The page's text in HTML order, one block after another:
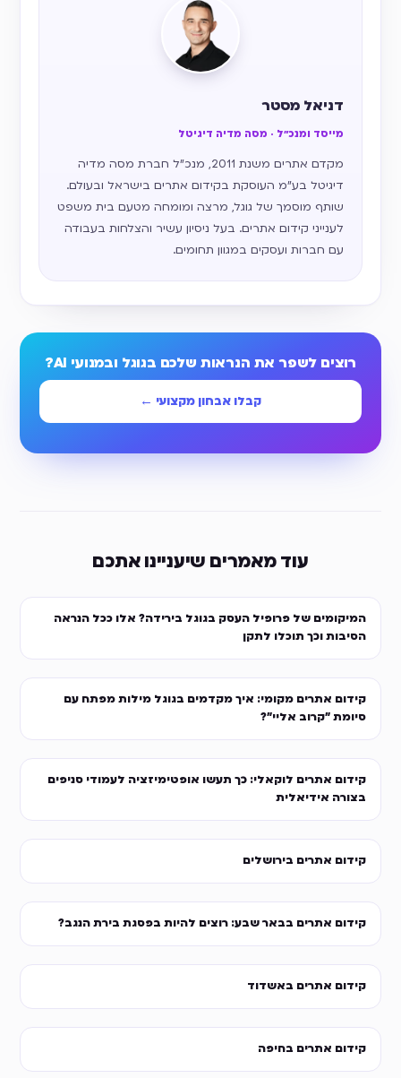
דניאל מסטר
מייסד ומנכ״ל · מסה מדיה דיגיטל
מקדם אתרים משנת 2011, מנכ״ל חברת מסה מדיה
דיגיטל בע״מ העוסקת בקידום אתרים בישראל ובעולם.
שותף מוסמך של גוגל, מרצה ומומחה מטעם בית משפט
לענייני קידום אתרים. בעל ניסיון עשיר והצלחות בעבודה
עם חברות ועסקים במגוון תחומים.
רוצים לשפר את הנראות שלכם בגוגל ובמנועי AI?
קבלו אבחון מקצועי ←
עוד מאמרים שיעניינו אתכם
המיקומים של פרופיל העסק בגוגל בירידה? אלו ככל הנראה
הסיבות וכך תוכלו לתקן
קידום אתרים מקומי: איך מקדמים בגוגל מילות מפתח עם
סיומת "קרוב אליי"?
קידום אתרים לוקאלי: כך תעשו אופטימיזציה לעמודי סניפים
בצורה אידיאלית
קידום אתרים בירושלים
קידום אתרים בבאר שבע: רוצים להיות בפסגת בירת הנגב?
קידום אתרים באשדוד
קידום אתרים בחיפה